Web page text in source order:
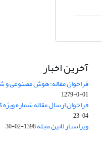
آخرین اخبار
فراخوان مقاله: هوش مصنوعی و
01-0-1279
فراخوان ارسال مقاله شماره ویژه
04-23
ویراستار لاتین مجله1398-02-30